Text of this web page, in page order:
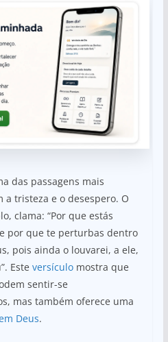
das passagens mais
tristeza e o desespero. O
clama: “Por que estás
por que te perturbas dentro
pois ainda o louvarei, a ele,
Este versículomostra que
sentir-se
mas também oferece uma
Deus.